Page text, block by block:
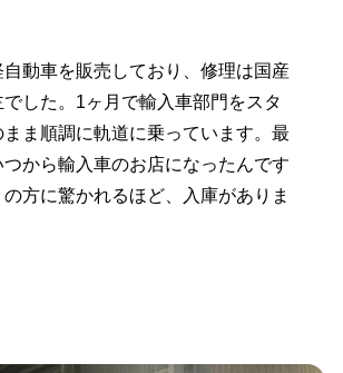
自動車を販売しており、修理は国産
した。1ヶ月で輸入車部門をスタ
ま順調に軌道に乗っています。最
から輸入車のお店になったんです
方に驚かれるほど、入庫がありま